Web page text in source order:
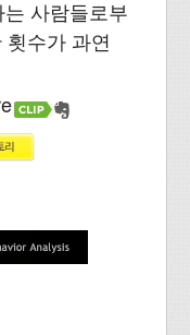
사람들로부
수가 과연